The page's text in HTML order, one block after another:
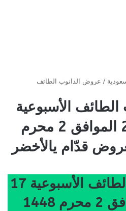
/ عروض الدانوب الطائف
الأسبوعية
17 يونيو 2026 الموافق 2 محرم
عروض الدانوب الطائف الأسبوعية 17
يونيو 2026 الموافق 2 محرم 1448